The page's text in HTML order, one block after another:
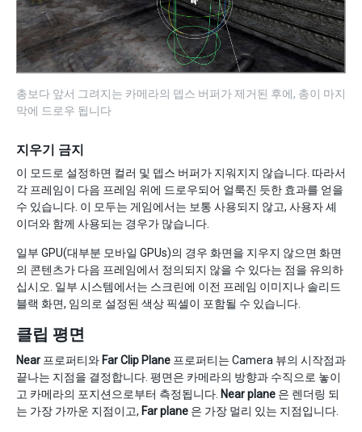
총보다 앞서 그려지는 카메라의 뎁스 버퍼가 제거된 후에, 총이 마지
막에 드로우 됩니다
지우기 금지
이 모드로 설정하면 컬러 및 뎁스 버퍼가 지워지지 않습니다. 따라서
각 프레임이 다음 프레임 위에 드로우되어 얼룩진 듯한 효과를 얻을
수 있습니다. 이 모두는 게임에서는 보통 사용되지 않고, 사용자 셰
이더와 함께 사용되는 경우가 많습니다.
일부 GPU(대부분 모바일 GPUs)의 경우 화면을 지우지 않으면 화면
의 콘텐츠가 다음 프레임에서 정의되지 않을 수 있다는 점을 유의하
십시오. 일부 시스템에서는 스크린에 이전 프레임 이미지나 솔리드
블랙 화면, 임의로 설정된 색상 픽셀이 포함될 수 있습니다.
클립 평면
Near 프로퍼티와 Far Clip Plane 프로퍼티는 Camera 뷰의 시작점과
끝나는 지점을 결정합니다. 평면은 카메라의 방향과 수직으로 놓이
고 카메라의 포지션으로부터 측정됩니다. Near plane 은 렌더링 되
는 가장 가까운 지점이고, Far plane 은 가장 멀리 있는 지점입니다.